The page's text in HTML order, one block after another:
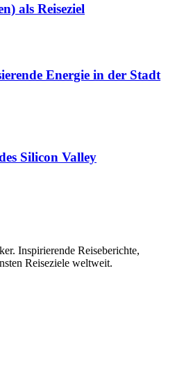
als Reiseziel
Energie in der Stadt
Silicon Valley
Inspirierende Reiseberichte,
Reiseziele weltweit.